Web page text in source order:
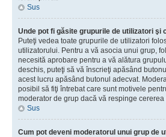
Sus
Unde pot fi găsite grupurile de utilizatori şi
Puteţi vedea toate grupurile de utilizatori
utilizatorului. Pentru a vă asocia unui grup,
necesită aprobare pentru a vă alătura
deschis, puteţi să vă înscrieţi apăsând
acest lucru apăsând butonul adecvat.
posibil să fiţi întrebat care sunt motivele
moderator de grup dacă vă respinge
Sus
Cum pot deveni moderatorul unui grup de